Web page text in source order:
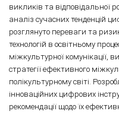
викликів та відповідальної
аналіз сучасних тенденцій
розглянуто переваги та
технологій в освітньому
міжкультурної комунікації,
стратегії ефективного
полікультурному світі.
інноваційних цифрових
рекомендації щодо їх